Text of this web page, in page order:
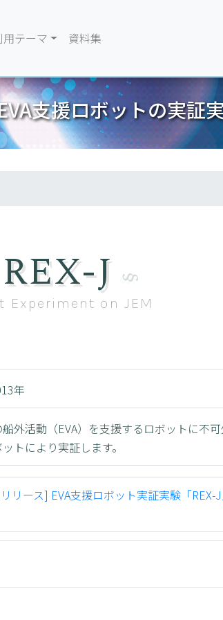
用テーマ 資料集
支援ロボットの実証
REX-J
Experiment on JEM
年
外活動（EVA）を支援するロボットに不
トにより実証します。
リース] EVA支援ロボット実証実験「